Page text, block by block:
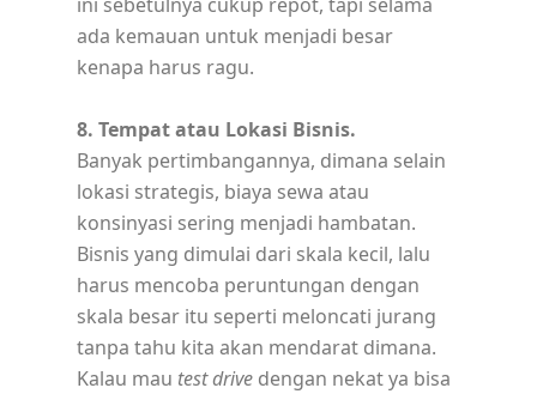
ada kemauan untuk menjadi besar
kenapa harus ragu.
8. Tempat atau Lokasi Bisnis.
Banyak pertimbangannya, dimana selain
lokasi strategis, biaya sewa atau
konsinyasi sering menjadi hambatan.
Bisnis yang dimulai dari skala kecil, lalu
harus mencoba peruntungan dengan
skala besar itu seperti meloncati jurang
tanpa tahu kita akan mendarat dimana.
Kalau mau test drive dengan nekat ya bisa